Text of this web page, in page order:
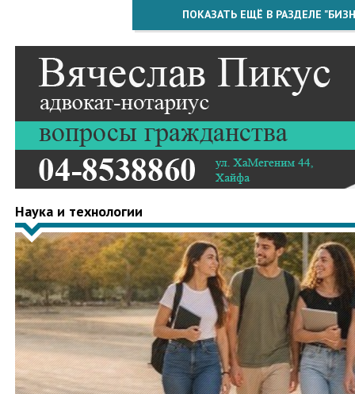
ПОКАЗАТЬ ЕЩЁ В РАЗДЕЛЕ
Наука и технологии